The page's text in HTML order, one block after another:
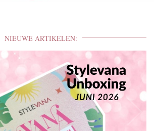
NIEUWE ARTIKELEN: